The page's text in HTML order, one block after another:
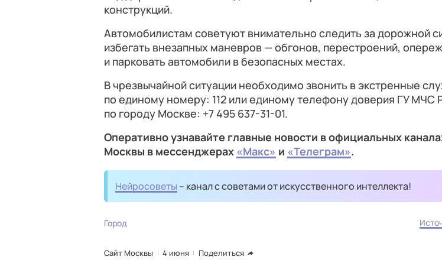
конструкций.
Автомобилистам советуют внимательно следить за дорожной
избегать внезапных маневров — обгонов, перестроений,
и парковать автомобили в безопасных местах.
В чрезвычайной ситуации необходимо звонить в экстренные
по единому номеру: 112 или единому телефону доверия ГУ МЧС
по городу Москве: +7 495 637⁠-31⁠-01.
Оперативно узнавайте главные новости в официальных
Москвы в мессенджерах «Макс» и «Телеграм».
Нейросоветы – канал с советами от искусственного интеллекта!
Город
Сайт Москвы 4 июня Поделиться